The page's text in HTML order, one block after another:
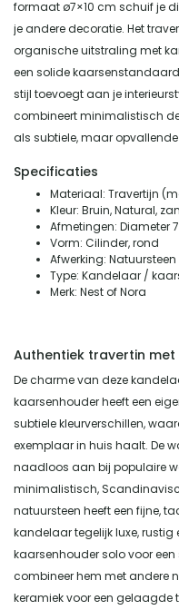
formaat ø7×10 cm schuif je
je andere decoratie. Het
organische uitstraling met
een solide
stijl toevoegt aan je
combineert minimalistisch
als subtiele, maar
Specificaties
Materiaal: Travertijn
Kleur: Bruin, Natural,
Afmetingen: Diameter
Vorm: Cilinder, rond
Afwerking:
Type: Kandelaar /
Merk: Nest of Nora
Authentiek travertin
De charme van deze
kaarsenhouder heeft een
subtiele kleurverschillen,
exemplaar in huis haalt. De
naadloos aan bij populaire
minimalistisch,
natuursteen heeft een fijne,
kandelaar tegelijk luxe, rustig
kaarsenhouder solo voor
combineer hem met andere
keramiek voor een gelaagde